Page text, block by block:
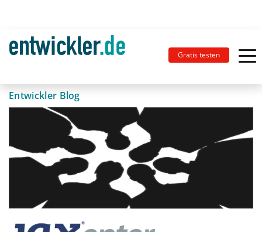
Gratis testen
Entwickler Blog